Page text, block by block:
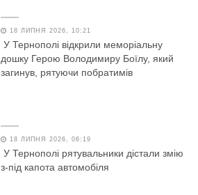
18 ЛИПНЯ 2026, 10:21
У Тернополі відкрили меморіальну
дошку Герою Володимиру Боїлу, який
загинув, рятуючи побратимів
18 ЛИПНЯ 2026, 06:19
У Тернополі рятувальники дістали змію
з-під капота автомобіля